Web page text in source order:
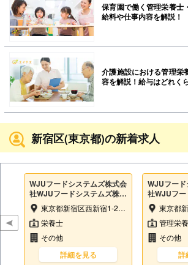
保育園で働く管理栄養士
給料や仕事内容を解説！
介護施設における管理栄
容を解説！給与はどれく
新宿区(東京都)の新着求人
WJUフードシステムズ株式会
社WJUフードシステムズ株式
会社
東京都新宿区西新宿1-26-2 新宿野村ビル14階
栄養士
その他
詳細を見る
WJUフー
社WJUフ
会社
管理栄
その他
詳